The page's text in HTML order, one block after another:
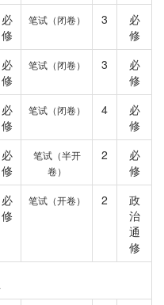
必
修
笔试（闭卷） 3
必
修
必
修
笔试（闭卷） 3
必
修
必
修
笔试（闭卷） 4
必
修
必
修
笔试（半开
卷）
2
必
修
必
修
笔试（开卷） 2
政
治
通
修